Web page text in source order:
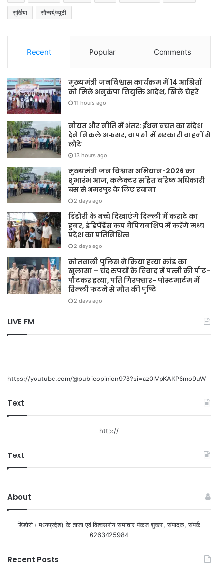
सुर्खिया सौन्दर्य/ब्यूटी
Recent Popular Comments
मुख्यमंत्री जनविश्वास कार्यक्रम में 14 आश्रितों
को मिले अनुकंपा नियुक्ति आदेश, खिले चेहरे
11 hours ago
नीयत और नीति में अंतर: ईंधन बचत का संदेश
देने निकले अफसर, वापसी में सरकारी वाहनों से
लौटे
13 hours ago
मुख्यमंत्री जन विश्वास अभियान-2026 का
शुभारंभ आज, कलेक्टर सहित वरिष्ठ अधिकारी
बस से अमरपुर के लिए रवाना
2 days ago
डिंडोरी के बच्चे दिखाएंगे दिल्ली में कराटे का
हुनर, इंडिपेंडेंस कप चैंपियनशिप में करेंगे मध्य
प्रदेश का प्रतिनिधित्व
2 days ago
कोतवाली पुलिस ने किया हत्या कांड का
खुलासा – चंद रुपयों के विवाद में पत्नी की पीट-
पीटकर हत्या, पति गिरफ्तार- पोस्टमार्टम में
तिल्ली फटने से मौत की पुष्टि
2 days ago
LIVE FM
https://youtube.com/@publicopinion978?si=az0lVpKAKP6mo9uW
Text
http://
Text
About
डिंडोरी ( मध्यप्रदेश) के ताजा एवं विश्वसनीय समाचार पंकज शुक्ला, संपादक, संपर्क
6263425984
Recent Posts